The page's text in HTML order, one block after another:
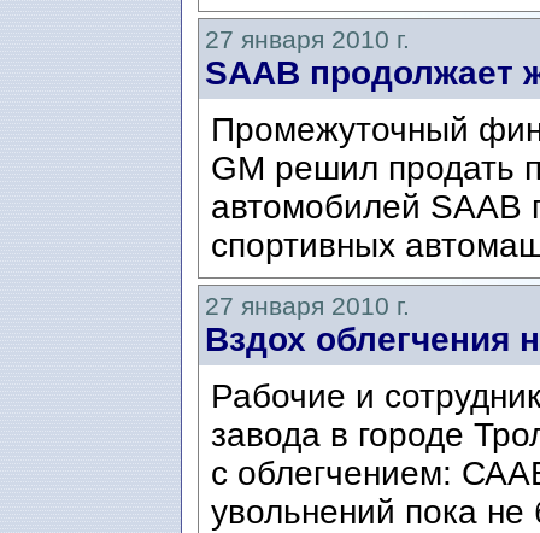
27 января 2010 г.
SAAB продолжает
Промежуточный
GM решил продать
автомобилей SAAB
спортивных
27 января 2010 г.
Вздох облегчения
Рабочие и
завода в городе
с облегчением:
увольнений пока не